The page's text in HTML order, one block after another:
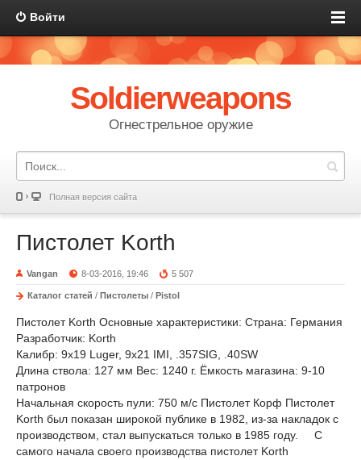
Войти
Soldierweapons
Огнестрельное оружие
Полная версия сайта
Пистолет Korth
Vangan 8-03-2016, 19:46 5 507
Каталог статей / Пистолеты / Pistol
Пистолет Korth Основные характеристики: Страна: Германия
Разработчик: Korth
Калибр: 9x19 Luger, 9x21 IMI, .357SIG, .40SW
Длина ствола: 127 мм Вес: 1240 г. Ёмкость магазина: 9-10
патронов
Начальная скорость пули: 750 м/с Пистолет Корф Пистолет
Korth был показан широкой публике в 1982, из-за накладок с
производством, стал выпускаться только в 1985 году. С
самого начала своего производства пистолет Korth